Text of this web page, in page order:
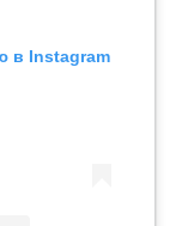
в Instagram